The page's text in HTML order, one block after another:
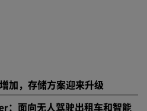
加，存储方案迎来升级
：面向无人驾驶出租车和智能